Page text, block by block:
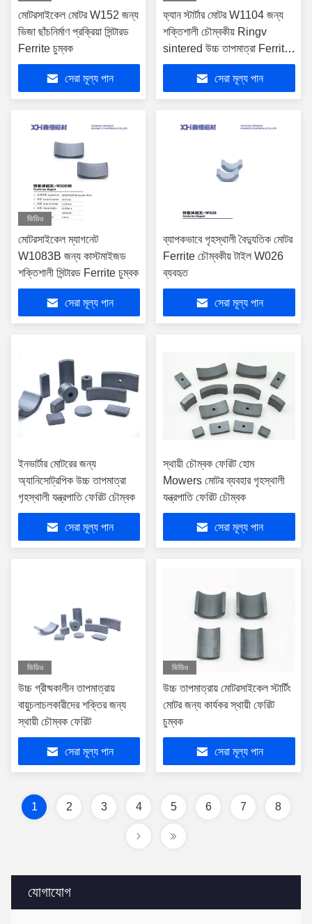
যোগাযোগ
মোটরসাইকেল মোটর W152 জন্য
ভিজা ছাঁচনির্মাণ প্রক্রিয়া সিন্টারড
Ferrite চুম্বক
সেরা মূল্য পান
ফ্যান স্টার্টার মোটর W1104 জন্য
শক্তিশালী চৌম্বকীয় Ringv
sintered উচ্চ তাপমাত্রা Ferrite
চুম্বক
সেরা মূল্য পান
ভিডিও
মোটরসাইকেল ম্যাগনেট
W1083B জন্য কাস্টমাইজড
শক্তিশালী সিন্টারড Ferrite চুম্বক
সেরা মূল্য পান
ব্যাপকভাবে গৃহস্থালী বৈদ্যুতিক মোটর
Ferrite চৌম্বকীয় টাইল W026
ব্যবহৃত
সেরা মূল্য পান
ইনভার্টার মোটরের জন্য
অ্যানিসোট্রপিক উচ্চ তাপমাত্রা
গৃহস্থালী যন্ত্রপাতি ফেরিট চৌম্বক
সেরা মূল্য পান
স্থায়ী চৌম্বক ফেরিট হোম
Mowers মোটর ব্যবহার গৃহস্থালী
যন্ত্রপাতি ফেরিট চৌম্বক
সেরা মূল্য পান
ভিডিও
উচ্চ গ্রীষ্মকালীন তাপমাত্রায়
বায়ুচলাচলকারীদের শক্তির জন্য
স্থায়ী চৌম্বক ফেরিট
সেরা মূল্য পান
ভিডিও
উচ্চ তাপমাত্রায় মোটরসাইকেল স্টার্টিং
মোটর জন্য কার্যকর স্থায়ী ফেরিট
চুম্বক
সেরা মূল্য পান
1 2 3 4 5 6 7 8